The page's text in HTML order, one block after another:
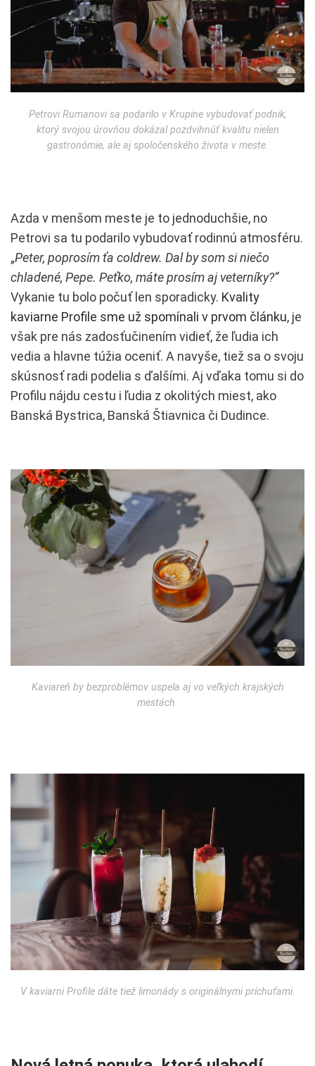
Petrovi Rumanovi sa podarilo v Krupine vybudovať podnik,
ktorý svojou úrovňou dokázal pozdvihnúť kvalitu nielen
gastronómie, ale aj spoločenského života v meste.
Azda v menšom meste je to jednoduchšie, no
Petrovi sa tu podarilo vybudovať rodinnú atmosféru.
„Peter, poprosím ťa coldrew. Dal by som si niečo
chladené, Pepe. Peťko, máte prosím aj veterníky?“
Vykanie tu bolo počuť len sporadicky. Kvality
kaviarne Profile sme už spomínali v prvom článku, je
však pre nás zadosťučinením vidieť, že ľudia ich
vedia a hlavne túžia oceniť. A navyše, tiež sa o svoju
skúsnosť radi podelia s ďalšími. Aj vďaka tomu si do
Profilu nájdu cestu i ľudia z okolitých miest, ako
Banská Bystrica, Banská Štiavnica či Dudince.
Kaviareň by bezproblémov uspela aj vo veľkých krajských
mestách.
V kaviarni Profile dáte tiež limonády s originálnymi príchuťami.